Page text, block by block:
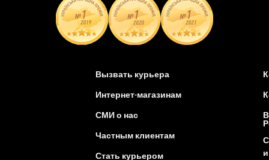
Вызвать курьера
Интернет-магазинам
СМИ о нас
Частным клиентам
Стать курьером